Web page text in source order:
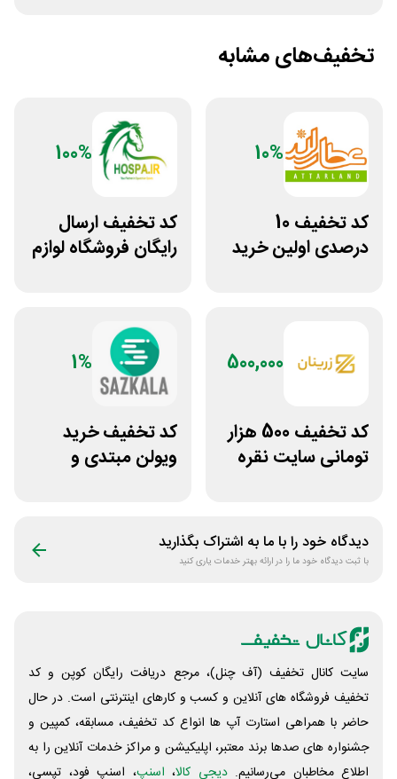
تخفیف‌های مشابه
10%
کد تخفیف 10
درصدی اولین خرید
100%
کد تخفیف ارسال
رایگان فروشگاه لوازم
500,000
کد تخفیف 500 هزار
تومانی سایت نقره
1%
کد تخفیف خرید
ویولن مبتدی و
دیدگاه خود را با ما به اشتراک بگذارید
با ثبت دیدگاه خود ما را در ارائه بهتر خدمات یاری کنید
سایت کانال تخفیف (آف چنل)، مرجع دریافت رایگان کوپن و کد
تخفیف فروشگاه های آنلاین و کسب و‌ کارهای اینترنتی است. در حال
حاضر با همراهی استارت آپ ها انواع کد تخفیف، مسابقه، کمپین و
جشنواره های صدها برند معتبر، اپلیکیشن و مراکز خدمات آنلاین را به
اطلاع مخاطبان می‌رسانیم. دیجی کالا، اسنپ، اسنپ فود، تپسی،